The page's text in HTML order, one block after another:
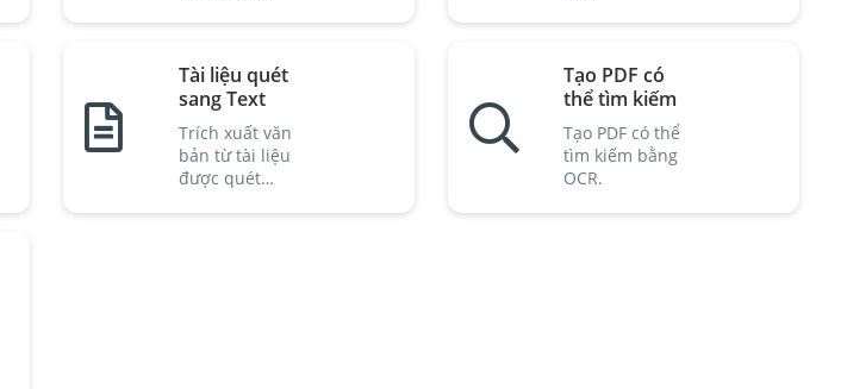
Tài liệu quét
sang Text
Trích xuất văn
bản từ tài liệu
được quét
Tạo PDF có
thể tìm kiếm
Tạo PDF có thể
tìm kiếm bằng
OCR.